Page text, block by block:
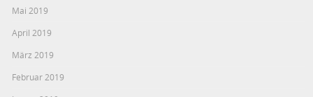
Mai 2019
April 2019
März 2019
Februar 2019